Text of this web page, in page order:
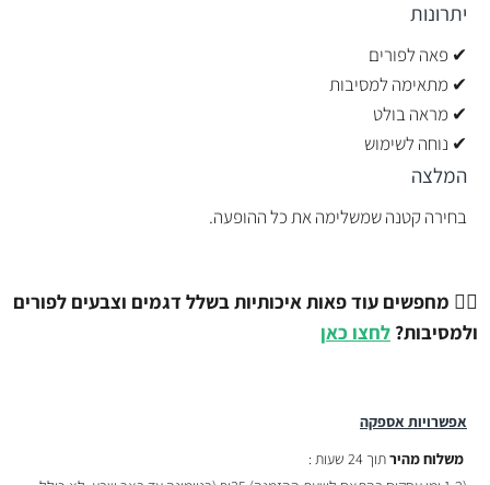
אפשרויות אספקה
משלוח מהירתוך 24 שעות :
💇‍♂️ מחפשים עוד פאות איכותיות בשלל דגמים וצבעים לפורים
ולמסיבות? לחצו כאן
יתרונות
✔ פאה לפורים
✔ מתאימה למסיבות
✔ מראה בולט
✔ נוחה לשימוש
המלצה
בחירה קטנה שמשלימה את כל ההופעה.